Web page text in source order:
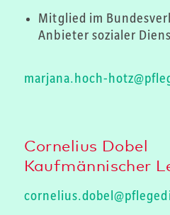
Mitglied im
Anbieter sozialer
marjana.hoch-
Cornelius Dobel
Kaufmännischer